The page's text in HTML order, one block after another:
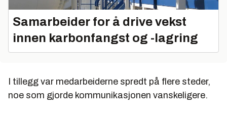
Samarbeider for å drive vekst
innen karbonfangst og -lagring
I tillegg var medarbeiderne spredt på flere steder,
noe som gjorde kommunikasjonen vanskeligere.